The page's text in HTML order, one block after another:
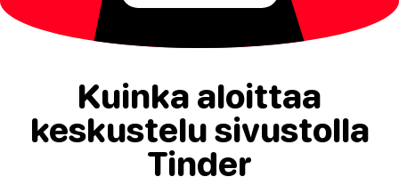
Kuinka aloittaa
keskustelu sivustolla
Tinder